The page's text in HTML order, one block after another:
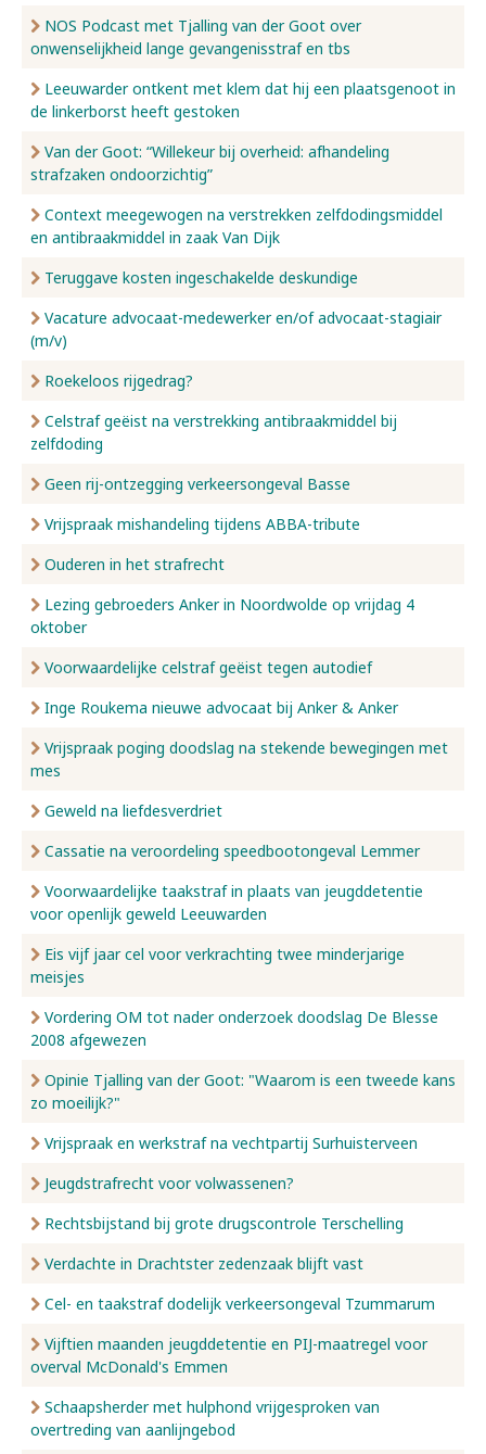
NOS Podcast met Tjalling van der Goot over
onwenselijkheid lange gevangenisstraf en tbs
Leeuwarder ontkent met klem dat hij een plaatsgenoot in
de linkerborst heeft gestoken
Van der Goot: “Willekeur bij overheid: afhandeling
strafzaken ondoorzichtig”
Context meegewogen na verstrekken zelfdodingsmiddel
en antibraakmiddel in zaak Van Dijk
Teruggave kosten ingeschakelde deskundige
Vacature advocaat-medewerker en/of advocaat-stagiair
(m/v)
Roekeloos rijgedrag?
Celstraf geëist na verstrekking antibraakmiddel bij
zelfdoding
Geen rij-ontzegging verkeersongeval Basse
Vrijspraak mishandeling tijdens ABBA-tribute
Ouderen in het strafrecht
Lezing gebroeders Anker in Noordwolde op vrijdag 4
oktober
Voorwaardelijke celstraf geëist tegen autodief
Inge Roukema nieuwe advocaat bij Anker & Anker
Vrijspraak poging doodslag na stekende bewegingen met
mes
Geweld na liefdesverdriet
Cassatie na veroordeling speedbootongeval Lemmer
Voorwaardelijke taakstraf in plaats van jeugddetentie
voor openlijk geweld Leeuwarden
Eis vijf jaar cel voor verkrachting twee minderjarige
meisjes
Vordering OM tot nader onderzoek doodslag De Blesse
2008 afgewezen
Opinie Tjalling van der Goot: "Waarom is een tweede kans
zo moeilijk?"
Vrijspraak en werkstraf na vechtpartij Surhuisterveen
Jeugdstrafrecht voor volwassenen?
Rechtsbijstand bij grote drugscontrole Terschelling
Verdachte in Drachtster zedenzaak blijft vast
Cel- en taakstraf dodelijk verkeersongeval Tzummarum
Vijftien maanden jeugddetentie en PIJ-maatregel voor
overval McDonald's Emmen
Schaapsherder met hulphond vrijgesproken van
overtreding van aanlijngebod